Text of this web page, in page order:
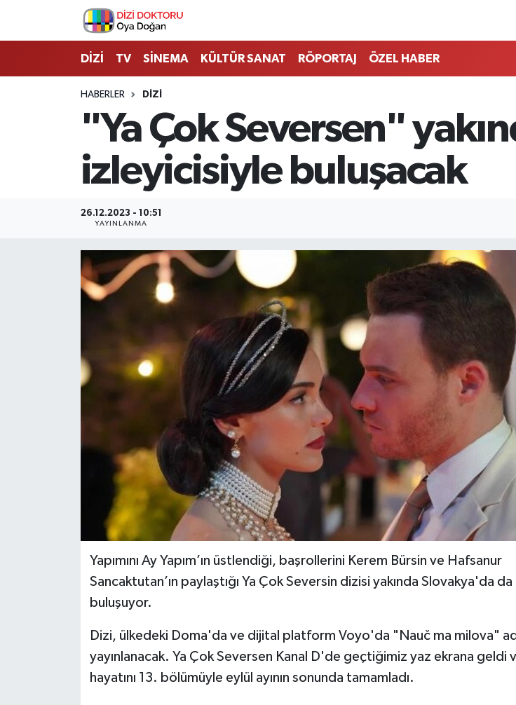
DİZİ TV SİNEMA KÜLTÜR SANAT RÖPORTAJ ÖZEL HABER
HABERLER DİZİ
"Ya Çok Seversen"
izleyicisiyle buluşacak
26.12.2023 - 10:51
YAYINLANMA
Yapımını Ay Yapım’ın üstlendiği, başrollerini Kerem Bürsin ve Hafsanur
Sancaktutan’ın paylaştığı Ya Çok Seversin dizisi yakında Slovakya'da
buluşuyor.
Dizi, ülkedeki Doma'da ve dijital platform Voyo'da "Nauč ma milova"
yayınlanacak. Ya Çok Seversen Kanal D'de geçtiğimiz yaz ekrana geldi
hayatını 13. bölümüyle eylül ayının sonunda tamamladı.
İstanbul Nöbetçi Eczaneler
İstanbul Hava Durumu
İstanbul Namaz Vakitleri
İstanbul Trafik Yoğunluk Haritası
Son Dakika Haberleri
Haber Arşivi